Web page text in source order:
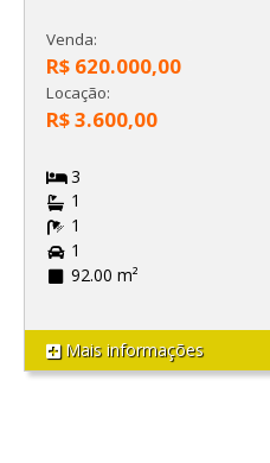
Venda:
R$ 620.000,00
Locação:
R$ 3.600,00
3
1
1
1
92.00 m²
Mais informações